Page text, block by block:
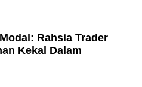
Rahsia Trader
Kekal Dalam